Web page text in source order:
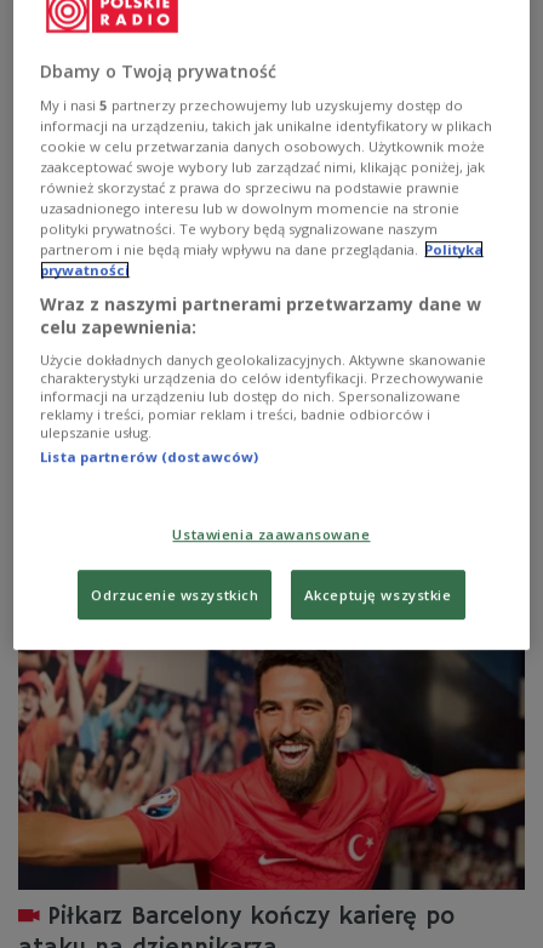
Porażka mistrzów świata Francuzów z Turkami 0:2 była
największą niespodzianką w sobotnich meczach
eliminacji piłkarskich mistrzostw Europy. Zwycięstwa
tego dnia odnieśli m.in. Niemcy, Włosi, Belgowie i
Chorwaci.
Zobacz więcej na temat:Piłka nożna reprezentacja Francji
Euro 2020 SPORT
Turcja szuka selekcjonera po bójce w
Słynny Fatih Terim rozstał się z walczącą o mundial
reprezentacją Turcji. Okoliczności dymysji są szokujące.
Zobacz więcej na temat: Piłka nożna Rosja 2018
Piłkarz Barcelony kończy karierę po
Dbamy o Twoją prywatność
My i nasi5 partnerzy przechowujemy lub uzyskujemy dostęp do
informacji na urządzeniu, takich jak unikalne identyfikatory w plikach
cookie w celu przetwarzania danych osobowych. Użytkownik może
zaakceptować swoje wybory lub zarządzać nimi, klikając poniżej, jak
również skorzystać z prawa do sprzeciwu na podstawie prawnie
uzasadnionego interesu lub w dowolnym momencie na stronie
polityki prywatności. Te wybory będą sygnalizowane naszym
partnerom i nie będą miały wpływu na dane przeglądania. Polityka
prywatności
Wraz z naszymi partnerami przetwarzamy dane w
celu zapewnienia:
Użycie dokładnych danych geolokalizacyjnych. Aktywne skanowanie
charakterystyki urządzenia do celów identyfikacji. Przechowywanie
informacji na urządzeniu lub dostęp do nich. Spersonalizowane
reklamy i treści, pomiar reklam i treści, badnie odbiorców i
ulepszanie usług.
Lista partnerów (dostawców)
Ustawienia zaawansowane
Odrzucenie wszystkich Akceptuję wszystkie